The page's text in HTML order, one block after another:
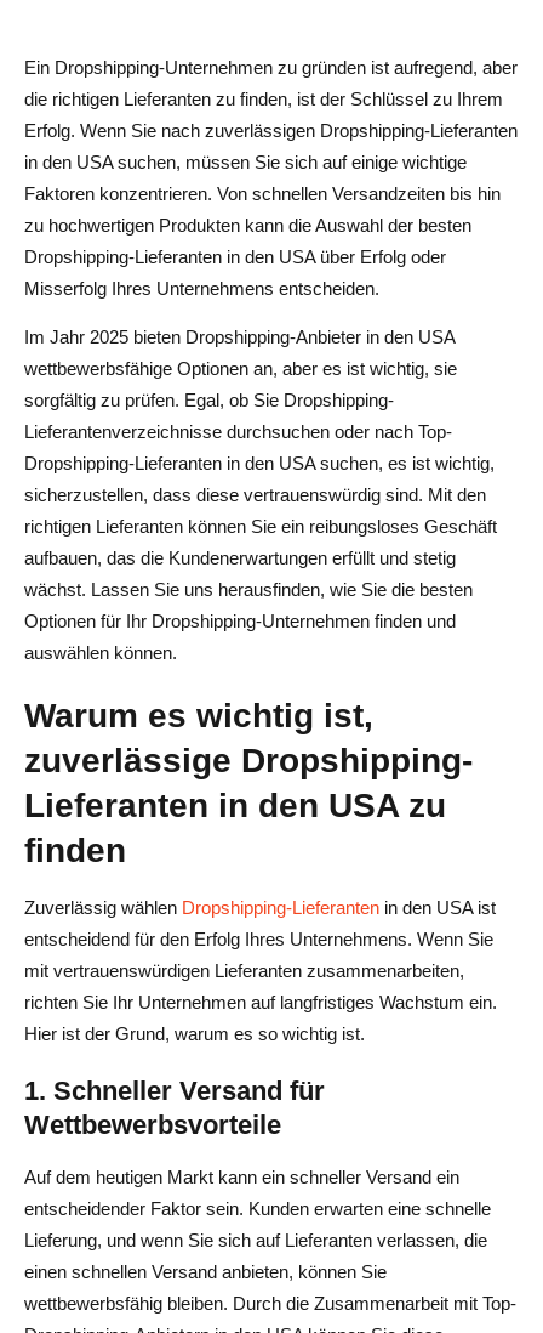
2. Recherche auf Online-Marktplätzen
3. Nehmen Sie an Messen und Veranstaltungen teil
4. Wenden Sie sich an Hersteller und Großhändler
5. Fragen Sie nach Empfehlungen von anderen
Dropshippern
1. AliDrop: Am besten für AliExpress Dropshipping
2. Spocket: Am besten für Lieferanten in den USA und
3. Zendrop: Schneller Versand und Kundensupport
5. Doba: Großer Produktkatalog
6. CJ Dropshipping: Am besten für individuelles Branding
8. Wholesale2B: Am besten für kostengünstige Produkte
10. Sunrise Wholesale: Ideal für eine vielfältige
Was Sie bei der Auswahl eines Dropshipping-Anbieters
in den USA vermeiden sollten
1. Unklare Preisgestaltung und versteckte Gebühren
2. Schlechte Kundenrezensionen oder langsamer
Support
3. Minderwertige oder generische Produkte
4. Inkonsistente Lagerbestände und Lieferverzögerungen
Fazit
Häufig gestellte Fragen zur Suche nach zuverlässigen
Dropshipping-Lieferanten in den USA
Ein Dropshipping-Unternehmen zu gründen ist aufregend, aber
die richtigen Lieferanten zu finden, ist der Schlüssel zu Ihrem
Erfolg. Wenn Sie nach zuverlässigen Dropshipping-Lieferanten
in den USA suchen, müssen Sie sich auf einige wichtige
Faktoren konzentrieren. Von schnellen Versandzeiten bis hin
zu hochwertigen Produkten kann die Auswahl der besten
Dropshipping-Lieferanten in den USA über Erfolg oder
Misserfolg Ihres Unternehmens entscheiden.
Im Jahr 2025 bieten Dropshipping-Anbieter in den USA
wettbewerbsfähige Optionen an, aber es ist wichtig, sie
sorgfältig zu prüfen. Egal, ob Sie Dropshipping-
Lieferantenverzeichnisse durchsuchen oder nach Top-
Dropshipping-Lieferanten in den USA suchen, es ist wichtig,
sicherzustellen, dass diese vertrauenswürdig sind. Mit den
richtigen Lieferanten können Sie ein reibungsloses Geschäft
aufbauen, das die Kundenerwartungen erfüllt und stetig
wächst. Lassen Sie uns herausfinden, wie Sie die besten
Optionen für Ihr Dropshipping-Unternehmen finden und
auswählen können.
Warum es wichtig ist,
zuverlässige Dropshipping-
Lieferanten in den USA zu
finden
Zuverlässig wählen Dropshipping-Lieferanten in den USA ist
entscheidend für den Erfolg Ihres Unternehmens. Wenn Sie
mit vertrauenswürdigen Lieferanten zusammenarbeiten,
richten Sie Ihr Unternehmen auf langfristiges Wachstum ein.
Hier ist der Grund, warum es so wichtig ist.
1. Schneller Versand für
Wettbewerbsvorteile
Auf dem heutigen Markt kann ein schneller Versand ein
entscheidender Faktor sein. Kunden erwarten eine schnelle
Lieferung, und wenn Sie sich auf Lieferanten verlassen, die
einen schnellen Versand anbieten, können Sie
wettbewerbsfähig bleiben. Durch die Zusammenarbeit mit Top-